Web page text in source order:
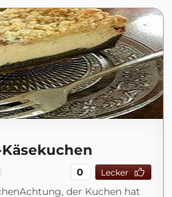
0 Lecker
der Kuchen hat